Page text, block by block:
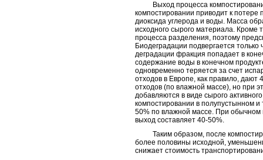
Выход процесса
компостировании приводит к потере
диоксида углерода и воды. Масса
исходного сырого материала. Кроме
процесса разделения, поэтому
Биодеградации подвергается только
деградации фракция попадает в
содержание воды в конечном
одновременно теряется за счет
отходов в Европе, как правило, дают
отходов (по влажной массе), но при
добавляются в виде сырого
компостировании в полупустынном
50% по влажной массе. При обычном
выход составляет 40-50%.
Таким образом, после
более половины исходной,
снижает стоимость